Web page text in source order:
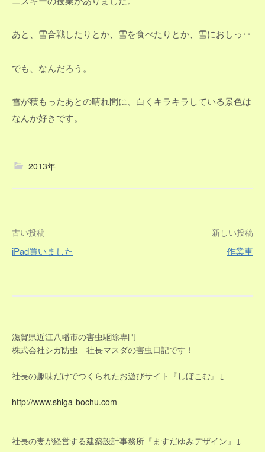
あと、雪合戦したりとか、雪を食べたりとか、雪におしっ‥
でも、なんだろう。
雪が積もったあとの晴れ間に、白くキラキラしている景色は
なんか好きです。
2013年
投
稿
ゲ
ー
シ
ョ
ン
古い投稿
iPad買いました
新しい投稿
作業車
滋賀県近江八幡市の害虫駆除専門
株式会社シガ防虫 社長マスダの害虫日記です！
社長の趣味だけでつくられたお遊びサイト『しぼこむ』↓
http://www.shiga-bochu.com
社長の妻が経営する建築設計事務所『ますだゆみデザイン』↓